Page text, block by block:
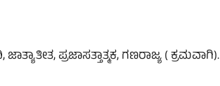
ಪ್ರಜಾಸತ್ತಾತ್ಮಕ, ಗಣರಾಜ್ಯ ( ಕ್ರಮವಾಗಿ).